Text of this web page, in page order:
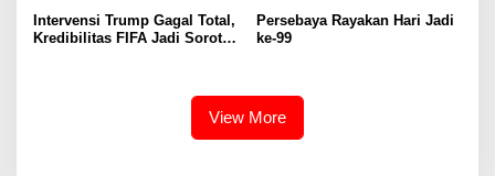
Intervensi Trump Gagal Total,
Kredibilitas FIFA Jadi Sorotan
Persebaya Rayakan Hari Jadi
ke-99
View More